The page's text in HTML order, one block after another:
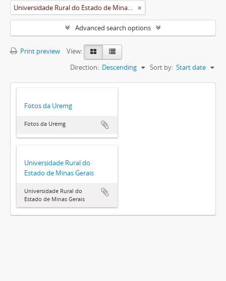
Universidade Rural do Estado de Minas Gerais (Uremg)
Advanced search options
Print preview
View:
Sort by: Start date
Direction: Descending
Fotos da Uremg
Fotos da Uremg
Universidade Rural do
Estado de Minas Gerais
Universidade Rural do
Estado de Minas Gerais